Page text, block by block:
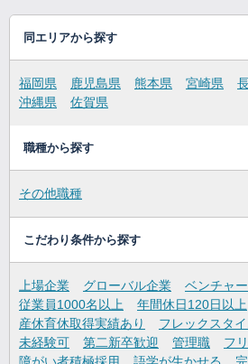
同エリアから探す
福岡県 鹿児島県 熊本県 宮崎県
沖縄県
佐賀県
職種から探す
その他職種
こだわり条件から探す
上場企業 グローバル企業 ベンチャ
従業員1000名以上
年間休日120日以上
産休育休取得実績あり
フレックスタ
未経験可
第二新卒歓迎 管理職
フ